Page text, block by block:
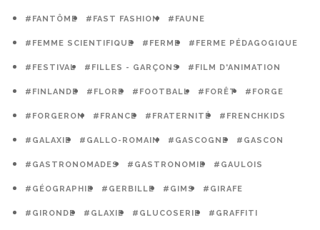
#FANTÔME #FAST FASHION #FAUNE
#FEMME SCIENTIFIQUE #FERME #FERME PÉDAGOGIQUE
#FESTIVAL #FILLES - GARÇONS #FILM D'ANIMATION
#FINLANDE #FLORE #FOOTBALL #FORÊT #FORGE
#FORGERON #FRANCE #FRATERNITÉ #FRENCHKIDS
#GALAXIE #GALLO-ROMAIN #GASCOGNE #GASCON
#GASTRONOMADES #GASTRONOMIE #GAULOIS
#GÉOGRAPHIE #GERBILLE #GIMS #GIRAFE
#GIRONDE #GLAXIE #GLUCOSERIE #GRAFFITI